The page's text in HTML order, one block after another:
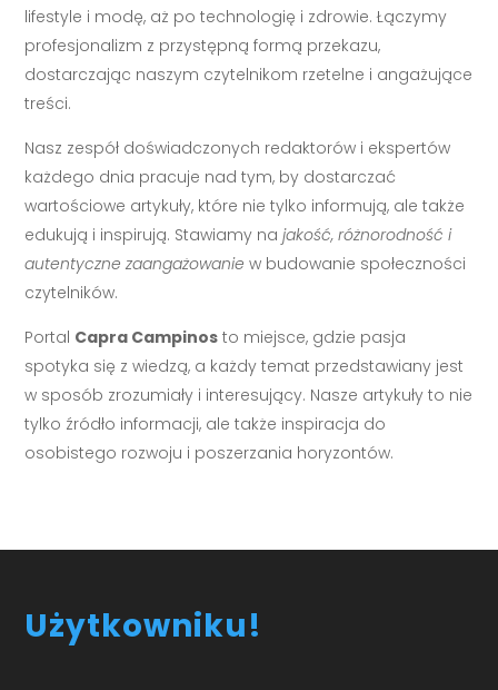
lifestyle i modę, aż po technologię i zdrowie. Łączymy
profesjonalizm z przystępną formą przekazu,
dostarczając naszym czytelnikom rzetelne i angażujące
treści.
Nasz zespół doświadczonych redaktorów i ekspertów
każdego dnia pracuje nad tym, by dostarczać
wartościowe artykuły, które nie tylko informują, ale także
edukują i inspirują. Stawiamy najakość, różnorodność i
autentyczne zaangażowanie w budowanie społeczności
czytelników.
Portal Capra Campinos to miejsce, gdzie pasja
spotyka się z wiedzą, a każdy temat przedstawiany jest
w sposób zrozumiały i interesujący. Nasze artykuły to nie
tylko źródło informacji, ale także inspiracja do
osobistego rozwoju i poszerzania horyzontów.
Użytkowniku!